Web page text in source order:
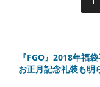
『FGO』2018年福
お正月記念礼装も明